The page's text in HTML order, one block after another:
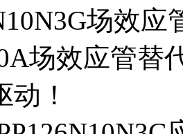
场效应
场效应管替
！